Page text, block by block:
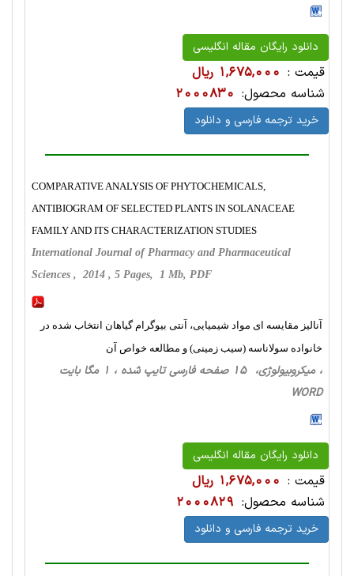
دانلود رایگان مقاله انگلیسی
قیمت : 1,675,000 ریال
شناسه محصول: 2000830
خرید ترجمه فارسی و دانلود
COMPARATIVE ANALYSIS OF PHYTOCHEMICALS,
ANTIBIOGRAM OF SELECTED PLANTS IN SOLANACEAE
FAMILY AND ITS CHARACTERIZATION STUDIES
International Journal of Pharmacy and Pharmaceutical
Sciences , 2014 , 5 Pages, 1 Mb, PDF
آنالیز مقایسه ای مواد شیمیایی، آنتی بیوگرام گیاهان انتخاب شده در
خانواده سولاناسه (سیب زمینی) و مطالعه خواص آن
، میکروبیولوژی، 15 صفحه فارسی تایپ شده ، 1 مگا بایت
WORD
دانلود رایگان مقاله انگلیسی
قیمت : 1,675,000 ریال
شناسه محصول: 2000829
خرید ترجمه فارسی و دانلود